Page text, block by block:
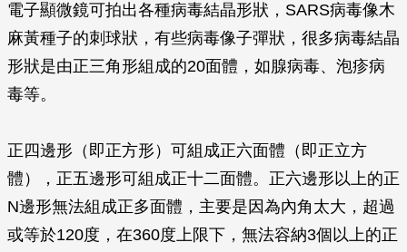
電子顯微鏡可拍出各種病毒結晶形狀，SARS病毒像木
麻黃種子的刺球狀，有些病毒像子彈狀，很多病毒結晶
形狀是由正三角形組成的20面體，如腺病毒、泡疹病
毒等。
正四邊形（即正方形）可組成正六面體（即正立方
體），正五邊形可組成正十二面體。正六邊形以上的正
N邊形無法組成正多面體，主要是因為內角太大，超過
或等於120度，在360度上限下，無法容納3個以上的正